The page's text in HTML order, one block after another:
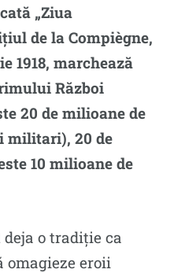
„Ziua
de la Compiègne,
1918, marchează
Război
20 de milioane de
militari), 20 de
10 milioane de
o tradiție ca
eroii